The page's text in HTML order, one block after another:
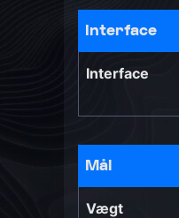
Interface
Interface
Mål
Vægt